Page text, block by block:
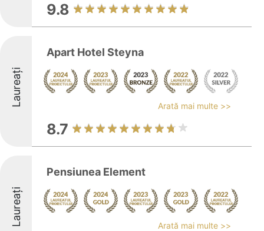
9.8
Laureați
Apart Hotel Steyna
Arată mai multe >>
8.7
Laureați
Pensiunea Element
Arată mai multe >>